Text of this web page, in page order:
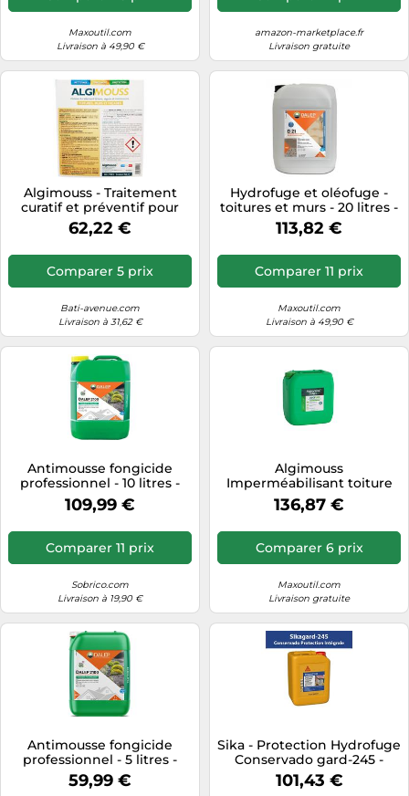
Taille-haies
Techniques de mesure
Textiles de maison
Tondeuses
Tronçonneuses
Tuyaux d'arrosage
Éclairage
Informatique
Jeux électroniques
Lave-linge
Machines à coudre
Montres connectées
Médias
Objectifs photo
Ordinateurs portables
Plaques de cuisson
Reflex numériques
Robots de cuisine
Réfrigérateurs
Smartphones
Sèche-linge
Tablettes tactiles
Téléphonie
Téléviseurs
Télévision & vidéo
Vélos
Vélos biking
Vêtements de sport
Équipement outdoor
Maxoutil.com
Livraison à 49,90 €
amazon-marketplace.fr
Livraison gratuite
Algimouss - Traitement
curatif et préventif pour
toiture, mur et façade - 30 L
(001004)
62,22 €
Comparer 5 prix
Bati-avenue.com
Livraison à 31,62 €
Hydrofuge et oléofuge -
toitures et murs - 20 litres -
D21 DALEP
113,82 €
Comparer 11 prix
Maxoutil.com
Livraison à 49,90 €
Antimousse fongicide
professionnel - 10 litres -
160m2 - Dalep 2100 DALEP
109,99 €
Comparer 11 prix
Sobrico.com
Livraison à 19,90 €
Algimouss
Imperméabilisant toiture
Algifuge 15 L - 47005
136,87 €
Comparer 6 prix
Maxoutil.com
Livraison gratuite
Antimousse fongicide
professionnel - 5 litres -
80m2 - Dalep 2100 DALEP
59,99 €
Sika - Protection Hydrofuge
Conservado gard-245 -
Incolore 5 l - Incolore
101,43 €